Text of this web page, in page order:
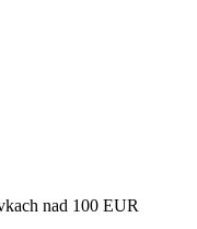
nad 100 EUR